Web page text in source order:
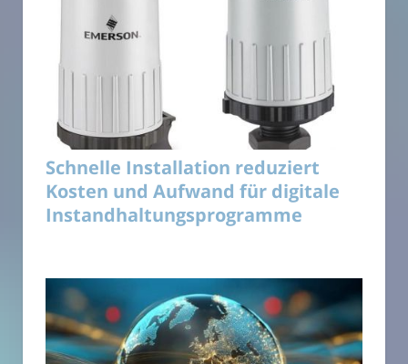
Schnelle Installation reduziert
Kosten und Aufwand für digitale
Instandhaltungsprogramme